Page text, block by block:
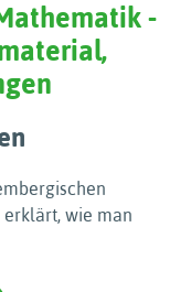
-
wie man